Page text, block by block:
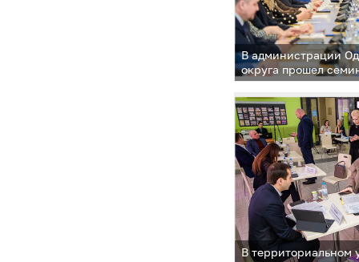
В администрации
округа прошел
для депутатов
В территориальном